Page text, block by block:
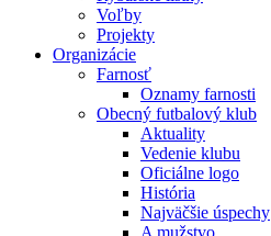
Voľby
Projekty
Organizácie
Farnosť
Oznamy farnosti
Obecný futbalový klub
Aktuality
Vedenie klubu
Oficiálne logo
História
Najväčšie úspechy
A mužstvo